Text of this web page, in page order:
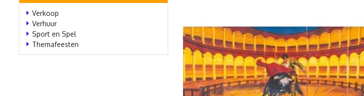
Verkoop
Verhuur
Sport en Spel
Themafeesten